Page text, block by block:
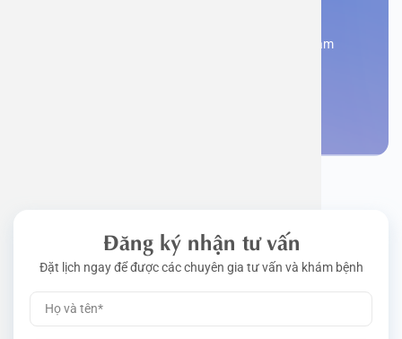
Đăng kí ngay để được các chuyên gia tư vấn và khám
Đăng ký nhận tư vấn
Đặt lịch ngay để được các chuyên gia tư vấn và khám bệnh